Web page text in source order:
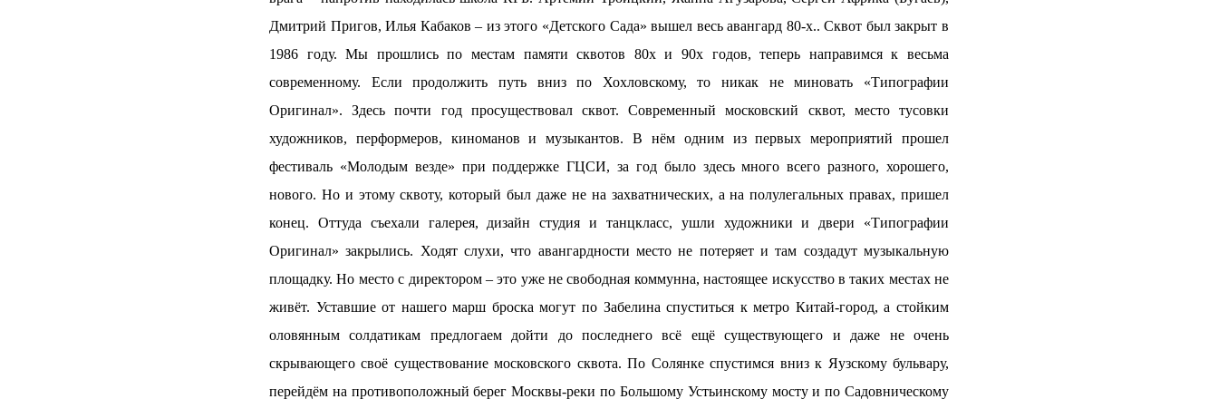
Дмитрий Пригов, Илья Кабаков – из этого «Детского Сада» вышел весь авангард 80-х.. Сквот был закрыт в
1986 году. Мы прошлись по местам памяти сквотов 80х и 90х годов, теперь направимся к весьма
современному. Если продолжить путь вниз по Хохловскому, то никак не миновать «Типографии
Оригинал». Здесь почти год просуществовал сквот. Современный московский сквот, место тусовки
художников, перформеров, киноманов и музыкантов. В нём одним из первых мероприятий прошел
фестиваль «Молодым везде» при поддержке ГЦСИ, за год было здесь много всего разного, хорошего,
нового. Но и этому сквоту, который был даже не на захватнических, а на полулегальных правах, пришел
конец. Оттуда съехали галерея, дизайн студия и танцкласс, ушли художники и двери «Типографии
Оригинал» закрылись. Ходят слухи, что авангардности место не потеряет и там создадут музыкальную
площадку. Но место с директором – это уже не свободная коммунна, настоящее искусство в таких местах не
живёт. Уставшие от нашего марш броска могут по Забелина спуститься к метро Китай-город, а стойким
оловянным солдатикам предлогаем дойти до последнего всё ещё существующего и даже не очень
скрывающего своё существование московского сквота. По Солянке спустимся вниз к Яузскому бульвару,
перейдём на противоположный берег Москвы-реки по Большому Устьинскому мосту и по Садовническому